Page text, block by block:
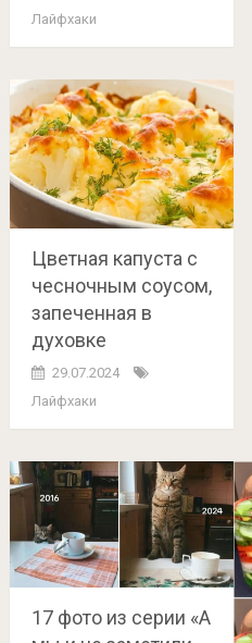
Лайфхаки
Цветная капуста с
чесночным соусом,
запеченная в
духовке
29.07.2024
Лайфхаки
17 фото из серии «А